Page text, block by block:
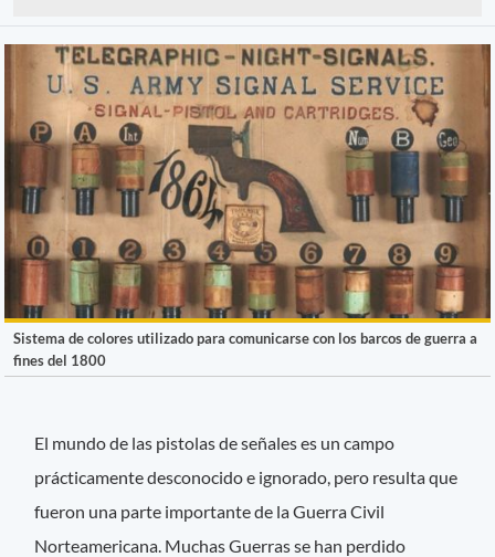
Sistema de colores utilizado para comunicarse con los barcos de guerra a
fines del 1800
El mundo de las pistolas de señales es un campo
prácticamente desconocido e ignorado, pero resulta que
fueron una parte importante de la Guerra Civil
Norteamericana. Muchas Guerras se han perdido